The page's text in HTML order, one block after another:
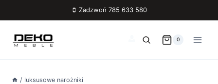
Zadzwoń 785 633 580
0
/ luksusowe narożniki